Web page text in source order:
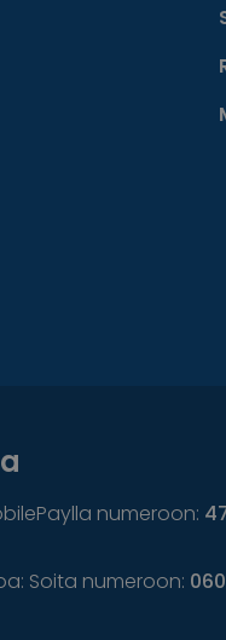
numeroon:
Soita numeroon: